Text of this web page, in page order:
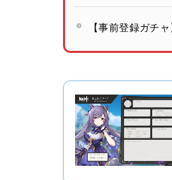
【事前登録ガチ